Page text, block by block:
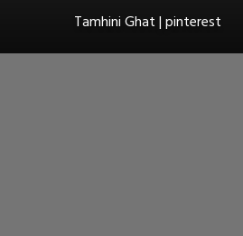
Tamhini Ghat | pinterest